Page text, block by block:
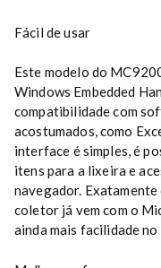
Fácil de usar
Este modelo do
Windows Embedded
compatibilidade com
acostumados, como
interface é simples, é
itens para a lixeira e
navegador.
coletor já vem com o
ainda mais facilidade no